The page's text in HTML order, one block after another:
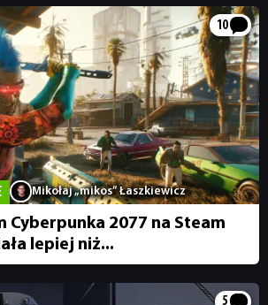
10
Mikołaj „mikos” Łaszkiewicz
Cyberpunka 2077 na Steam
lepiej niż...
5